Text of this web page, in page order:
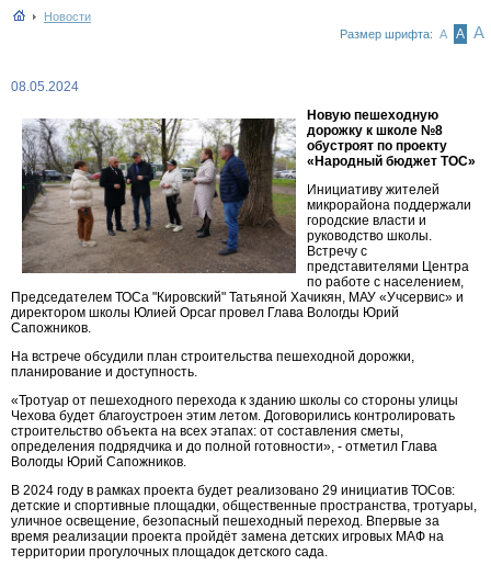
Новости
Размер шрифта: А А А
08.05.2024
Новую пешеходную
дорожку к школе №8
обустроят по проекту
«Народный бюджет ТОС»
Инициативу жителей
микрорайона поддержали
городские власти и
руководство школы.
Встречу с
представителями Центра
по работе с населением,
Председателем ТОСа "Кировский" Татьяной Хачикян, МАУ «Учсервис» и
директором школы Юлией Орсаг провел Глава Вологды Юрий
Сапожников.
На встрече обсудили план строительства пешеходной дорожки,
планирование и доступность.
«Тротуар от пешеходного перехода к зданию школы со стороны улицы
Чехова будет благоустроен этим летом. Договорились контролировать
строительство объекта на всех этапах: от составления сметы,
определения подрядчика и до полной готовности», - отметил Глава
Вологды Юрий Сапожников.
В 2024 году в рамках проекта будет реализовано 29 инициатив ТОСов:
детские и спортивные площадки, общественные пространства, тротуары,
уличное освещение, безопасный пешеходный переход. Впервые за
время реализации проекта пройдёт замена детских игровых МАФ на
территории прогулочных площадок детского сада.